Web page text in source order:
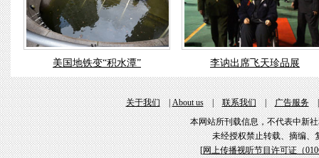
美国地铁变“积水潭” 李讷出席飞天珍品展
关于我们|About us|联系我们|广告服务
本网站所刊载信息，不代表中新
未经授权禁止转载、摘编、
[网上传播视听节目许可证（